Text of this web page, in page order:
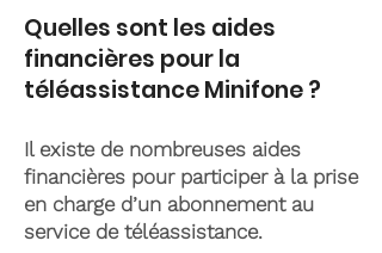
Quelles sont les aides
financières pour la
téléassistance Minifone ?
Il existe de nombreuses aides
financières pour participer à la prise
en charge d’un abonnement au
service de téléassistance.